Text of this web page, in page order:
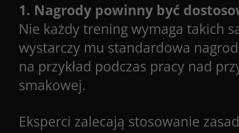
1. Nagrody powinny być
Nie każdy trening wymaga takich
wystarczy mu standardowa
na przykład podczas pracy nad
smakowej.
Eksperci zalecają stosowanie